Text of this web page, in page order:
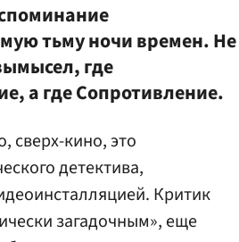
тьму ночи времен. Не
где
а где Сопротивление.
сверх-кино, это
детектива,
Критик
загадочным», еще